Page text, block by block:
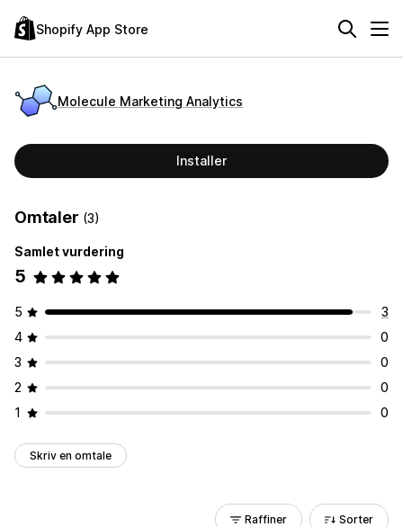
Shopify App Store
Molecule Marketing Analytics
Installer
Omtaler (3)
Samlet vurdering
5
5
3
4
0
3
0
2
0
1
0
Skriv en omtale
Raffiner Sorter